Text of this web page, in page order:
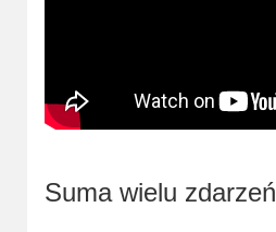
Suma wielu zdarzeń